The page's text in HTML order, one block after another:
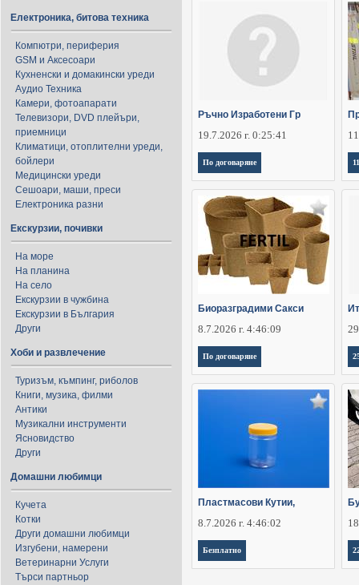
Електроника, битова техника
Компютри, периферия
GSM и Аксесоари
Кухненски и домакински уреди
Аудио Техника
Камери, фотоапарати
Телевизори, DVD плейъри,
приемници
Климатици, отоплителни уреди,
бойлери
Медицински уреди
Сешоари, маши, преси
Електроника разни
Екскурзии, почивки
На море
На планина
На село
Екскурзии в чужбина
Екскурзии в България
Други
Хоби и развлечение
Туризъм, къмпинг, риболов
Книги, музика, филми
Антики
Музикални инструменти
Ясновидство
Други
Домашни любимци
Кучета
Котки
Други домашни любимци
Изгубени, намерени
Ветеринарни Услуги
Търси партньор
Ръчно Изработени Гр
19.7.2026 г. 0:25:41
По договаряне
Биоразградими Сакси
8.7.2026 г. 4:46:09
По договаряне
Пластмасови Кутии,
8.7.2026 г. 4:46:02
Безплатно